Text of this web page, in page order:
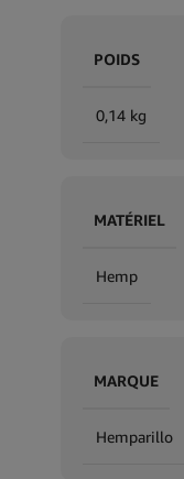
POIDS
0,14 kg
MATÉRIEL
Hemp
MARQUE
Hemparillo